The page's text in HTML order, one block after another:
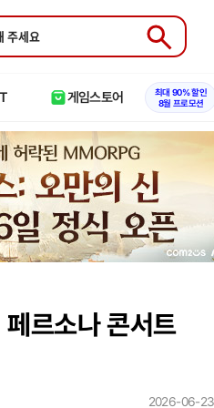
Submit
게임스토어
최대 90% 할인
8월 프로모션
르소나 콘서트
2026-06-